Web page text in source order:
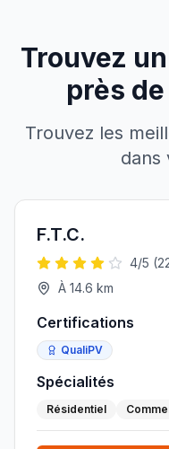
Trouvez
près de
Trouvez les
dans
F.T.C.
4/5 (
À 14.6 km
Certifications
QualiPV
Spécialités
Résidentiel